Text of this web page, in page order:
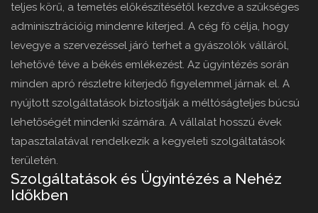
teljes körű, a temetés előkészítésétől kezdve a szükséges
adminisztrációig mindenre kiterjed. A cég fő célja, hogy
levegye a szervezéssel járó terhet a gyászolók válláról,
lehetővé téve a békés emlékezést. Az ügyintézés során
minden apró részletre kiterjedő figyelemmel járnak el. A
nyújtott szolgáltatások biztosítják a méltóságteljes búcsú
lehetőségét mindenki számára. A vállalat hosszú évek
tapasztalatával rendelkezik a kegyeleti szolgáltatások
területén.
Szolgáltatások és Ügyintézés a Nehéz
Időkben